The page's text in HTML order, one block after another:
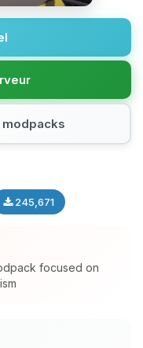
modpacks
245,671
focused on
me
ton petit
moi ce dont